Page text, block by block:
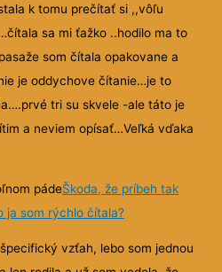
k tomu prečítať si ,,vôľu
sa mi ťažko ..hodilo ma to
som čítala opakovane a
je oddychove čítanie…je to
tri su skvele -ale táto je
a neviem opísať…Veľká vďaka
pádeŠkoda, že príbeh tak
ja som rýchlo čítala?
vzťah, lebo som jednou